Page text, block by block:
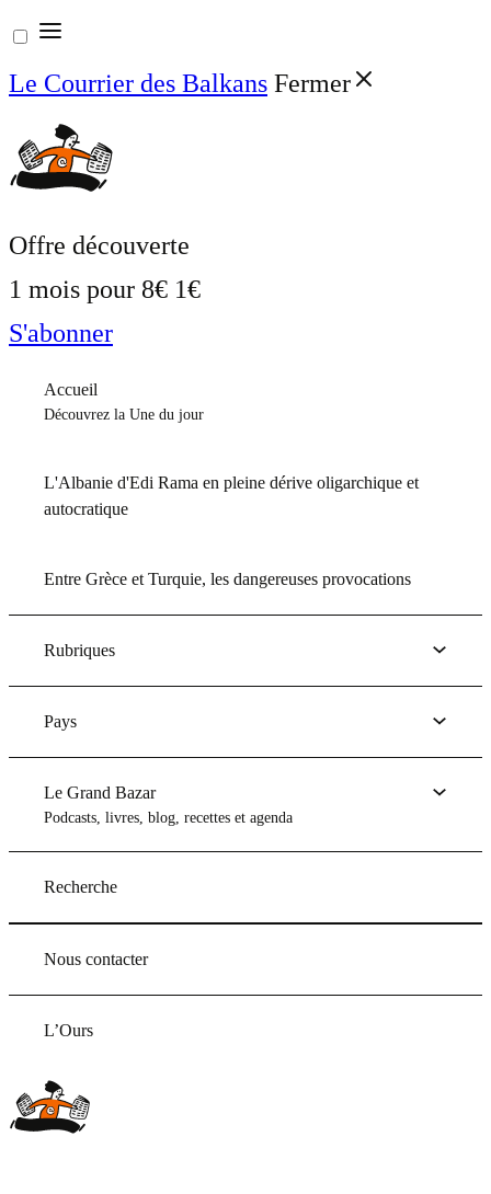
Aller
au
contenu
Le Courrier des Balkans Fermer
Offre découverte
1 mois pour 8€ 1€
S'abonner
Accueil
Découvrez la Une du jour
L'Albanie d'Edi Rama en pleine dérive oligarchique et
autocratique
Entre Grèce et Turquie, les dangereuses provocations
Rubriques
Pays
Le Grand Bazar
Podcasts, livres, blog, recettes et agenda
Recherche
Nous contacter
L’Ours